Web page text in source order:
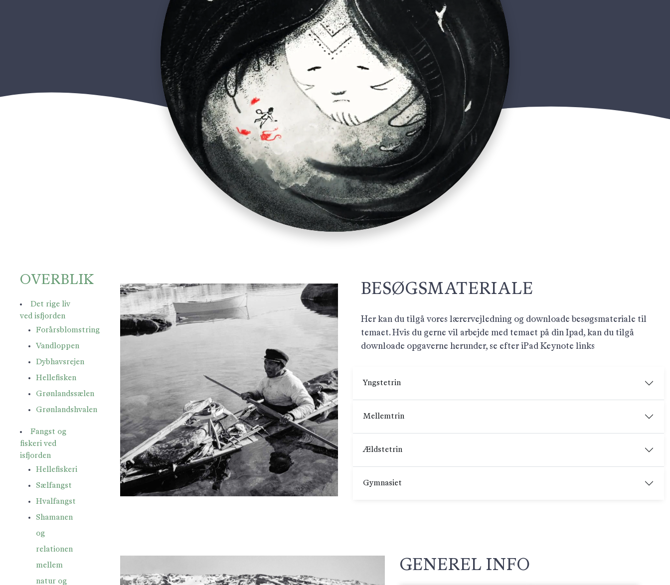
OVERBLIK
Det rige liv
ved isfjorden
Forårsblomstring
Vandloppen
Dybhavsrejen
Hellefisken
Grønlandssælen
Grønlandshvalen
Fangst og
fiskeri ved
isfjorden
Hellefiskeri
Sælfangst
Hvalfangst
Shamanen
og
relationen
mellem
natur og
BESØGSMATERIALE
Her kan du tilgå vores lærervejledning og downloade besøgsmateriale til
temaet. Hvis du gerne vil arbejde med temaet på din Ipad, kan du tilgå
downloade opgaverne herunder, se efter iPad Keynote links
Yngstetrin
Mellemtrin
Ældstetrin
Gymnasiet
GENEREL INFO